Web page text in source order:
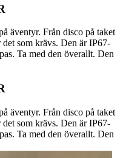
äventyr. Från disco på taket
som krävs. Den är IP67-
Ta med den överallt. Den
äventyr. Från disco på taket
som krävs. Den är IP67-
Ta med den överallt. Den